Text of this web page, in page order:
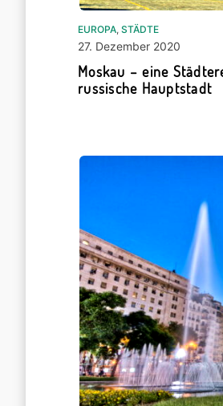
EUROPA, STÄDTE
27. Dezember 2020
Moskau – eine
russische Hauptstadt